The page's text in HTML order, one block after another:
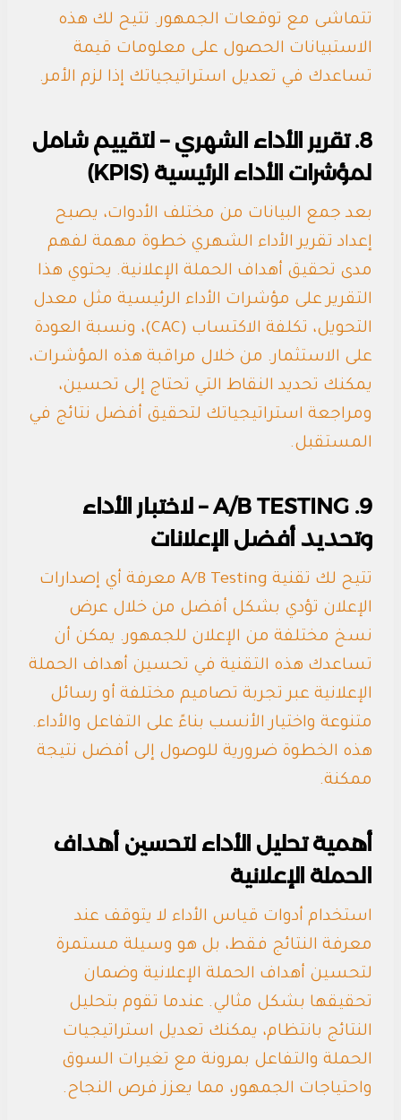
تتماشى مع توقعات الجمهور. تتيح لك هذه
الاستبيانات الحصول على معلومات قيمة
تساعدك في تعديل استراتيجياتك إذا لزم الأمر.
8. تقرير الأداء الشهري – لتقييم شامل
لمؤشرات الأداء الرئيسية (KPIS)
بعد جمع البيانات من مختلف الأدوات، يصبح
إعداد تقرير الأداء الشهري خطوة مهمة لفهم
مدى تحقيق أهداف الحملة الإعلانية. يحتوي هذا
التقرير على مؤشرات الأداء الرئيسية مثل معدل
التحويل، تكلفة الاكتساب (CAC)، ونسبة العودة
على الاستثمار. من خلال مراقبة هذه المؤشرات،
يمكنك تحديد النقاط التي تحتاج إلى تحسين،
ومراجعة استراتيجياتك لتحقيق أفضل نتائج في
المستقبل.
9. A/B TESTING – لاختبار الأداء
وتحديد أفضل الإعلانات
تتيح لك تقنية A/B Testing معرفة أي إصدارات
الإعلان تؤدي بشكل أفضل من خلال عرض
نسخ مختلفة من الإعلان للجمهور. يمكن أن
تساعدك هذه التقنية في تحسين أهداف الحملة
الإعلانية عبر تجربة تصاميم مختلفة أو رسائل
متنوعة واختيار الأنسب بناءً على التفاعل والأداء.
هذه الخطوة ضرورية للوصول إلى أفضل نتيجة
ممكنة.
أهمية تحليل الأداء لتحسين أهداف
الحملة الإعلانية
استخدام أدوات قياس الأداء لا يتوقف عند
معرفة النتائج فقط، بل هو وسيلة مستمرة
لتحسين أهداف الحملة الإعلانية وضمان
تحقيقها بشكل مثالي. عندما تقوم بتحليل
النتائج بانتظام، يمكنك تعديل استراتيجيات
الحملة والتفاعل بمرونة مع تغيرات السوق
واحتياجات الجمهور، مما يعزز فرص النجاح.